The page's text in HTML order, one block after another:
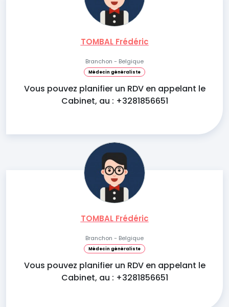
TOMBAL Frédéric
Branchon - Belgique
Médecin généraliste
Vous pouvez planifier un RDV en appelant le
Cabinet, au : +3281856651
TOMBAL Frédéric
Branchon - Belgique
Médecin généraliste
Vous pouvez planifier un RDV en appelant le
Cabinet, au : +3281856651